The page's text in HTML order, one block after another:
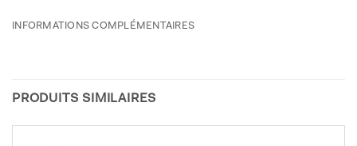
INFORMATIONS COMPLÉMENTAIRES
PRODUITS SIMILAIRES